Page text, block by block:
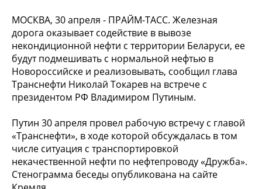
МОСКВА, 30 апреля - ПРАЙМ-ТАСС. Железная
дорога оказывает содействие в вывозе
некондиционной нефти с территории Беларуси, ее
будут подмешивать с нормальной нефтью в
Новороссийске и реализовывать, сообщил глава
Транснефти Николай Токарев на встрече с
президентом РФ Владимиром Путиным.
Путин 30 апреля провел рабочую встречу с главой
«Транснефти», в ходе которой обсуждалась в том
числе ситуация с транспортировкой
некачественной нефти по нефтепроводу «Дружба».
Стенограмма беседы опубликована на сайте